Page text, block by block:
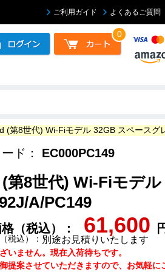
ご利用ガイド よくあるご質問
0
(第8世代) Wi-Fiモデル 32GB スペースグ
ド： EC000PC149
第8世代) Wi-Fiモデ
A/PC149
（税込）： 61,600
税込）： 別途お見積りいたします
いません。現在入荷待ちです。
提案させていただきますので、お気軽